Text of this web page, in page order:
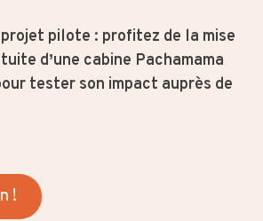
pilote : profitez de la mise
d’une cabine Pachamama
tester son impact auprès de
!